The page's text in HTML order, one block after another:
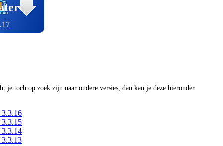
je toch op zoek zijn naar oudere versies, dan kan je deze hieronder